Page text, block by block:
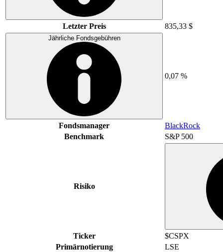
Letzter Preis 835,33 $
Jährliche Fondsgebühren
0,07 %
Fondsmanager
BlackRock
Benchmark
S&P 500
Risiko
Ticker
$CSPX
Primärnotierung
LSE